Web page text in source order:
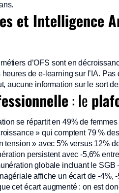
et Intelligence
d’OFS sont en
de e-learning sur l’IA.
aucune information sur le sort
: le
se répartit en 49% de
» qui comptent 79 %
tension » avec 5% versus 12%
persistent avec -5,6%
globale incluant le SGB
affiche un écart de -
cet écart augmenté : on est